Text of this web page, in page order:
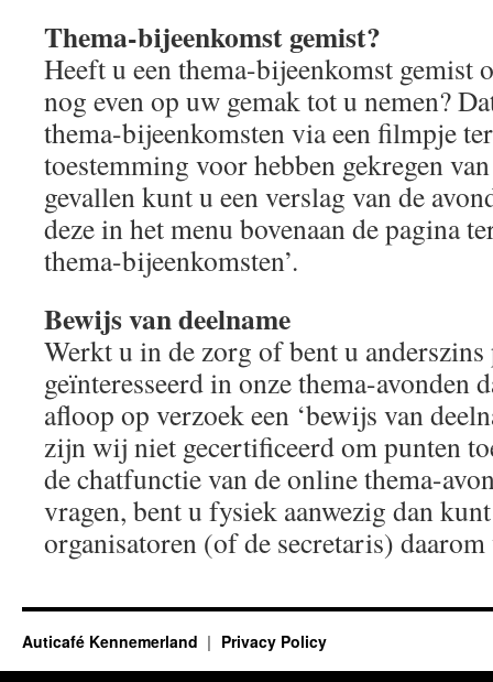
Thema-bijeenkomst gemist?
Heeft u een thema-bijeenkomst
nog even op uw gemak tot u nemen?
thema-bijeenkomsten via een filmpje
toestemming voor hebben gekregen
gevallen kunt u een verslag van de
deze in het menu bovenaan de pagina
thema-bijeenkomsten’.
Bewijs van deelname
Werkt u in de zorg of bent u
geïnteresseerd in onze thema-avonden
afloop op verzoek een ‘bewijs van
zijn wij niet gecertificeerd om punten
de chatfunctie van de online thema-
vragen, bent u fysiek aanwezig dan
organisatoren (of de secretaris) daarom
Auticafé Kennemerland Privacy Policy